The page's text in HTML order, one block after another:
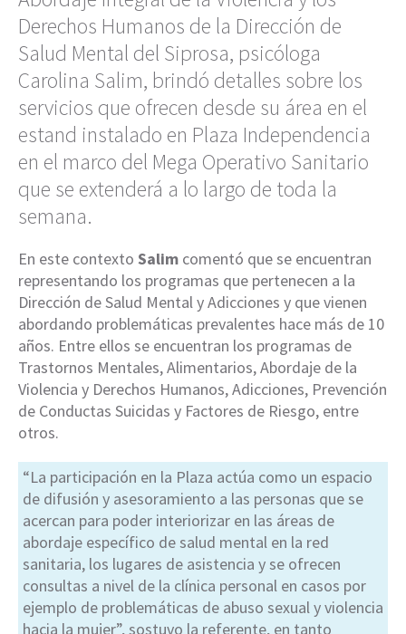
Derechos Humanos de la Dirección de
Salud Mental del Siprosa, psicóloga
Carolina Salim, brindó detalles sobre los
servicios que ofrecen desde su área en el
estand instalado en Plaza Independencia
en el marco del Mega Operativo Sanitario
que se extenderá a lo largo de toda la
semana.
En este contexto Salim comentó que se encuentran
representando los programas que pertenecen a la
Dirección de Salud Mental y Adicciones y que vienen
abordando problemáticas prevalentes hace más de 10
años. Entre ellos se encuentran los programas de
Trastornos Mentales, Alimentarios, Abordaje de la
Violencia y Derechos Humanos, Adicciones, Prevención
de Conductas Suicidas y Factores de Riesgo, entre
otros.
“La participación en la Plaza actúa como un espacio
de difusión y asesoramiento a las personas que se
acercan para poder interiorizar en las áreas de
abordaje específico de salud mental en la red
sanitaria, los lugares de asistencia y se ofrecen
consultas a nivel de la clínica personal en casos por
ejemplo de problemáticas de abuso sexual y violencia
hacia la mujer”, sostuvo la referente, en tanto